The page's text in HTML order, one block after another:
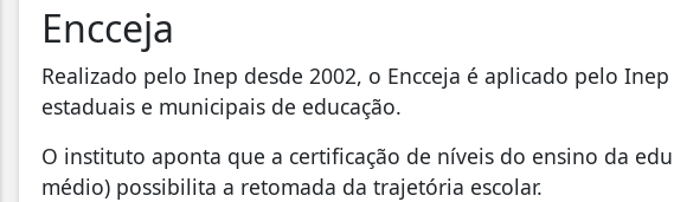
Encceja
Realizado pelo Inep desde 2002, o Encceja é aplicado pelo
estaduais e municipais de educação.
O instituto aponta que a certificação de níveis do ensino da
médio) possibilita a retomada da trajetória escolar.